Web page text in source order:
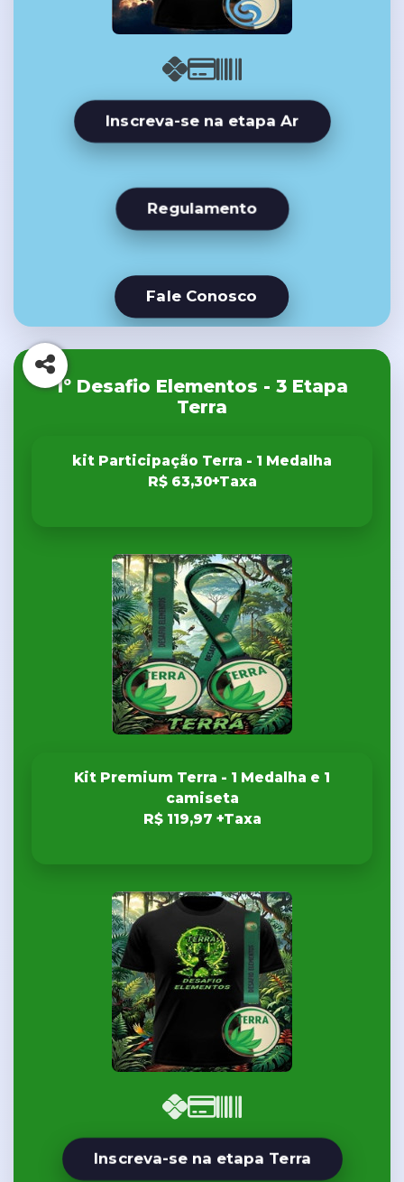
Inscreva-se na etapa Ar
Regulamento
Fale Conosco
1º Desafio Elementos - 3 Etapa
Terra
kit Participação Terra - 1 Medalha
R$ 63,30+Taxa
Kit Premium Terra - 1 Medalha e 1
camiseta
R$ 119,97 +Taxa
Inscreva-se na etapa Terra